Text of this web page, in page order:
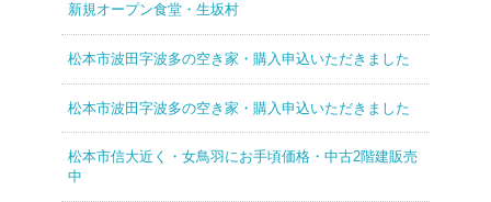
新規オープン食堂・生坂村
松本市波田字波多の空き家・購入申込いただきました
松本市波田字波多の空き家・購入申込いただきました
松本市信大近く・女鳥羽にお手頃価格・中古2階建販売
中